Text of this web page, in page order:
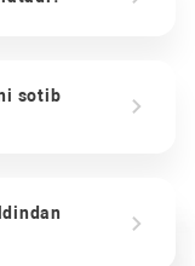
sotib